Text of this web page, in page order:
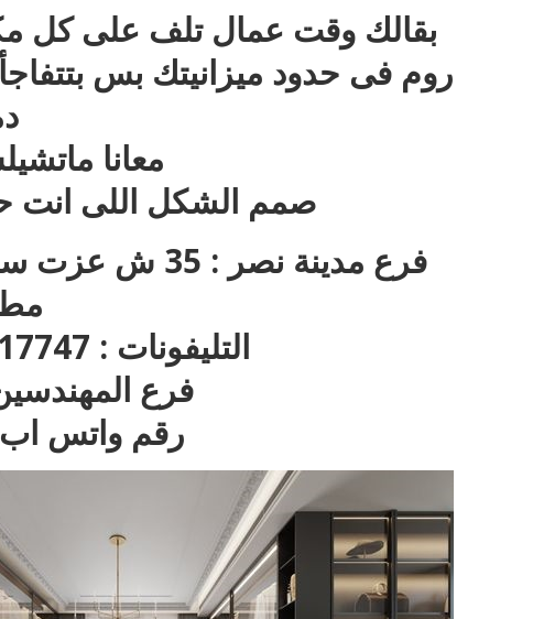
بقالك وقت عمال تلف على كل
روم فى حدود ميزانيتك بس
معانا
صمم الشكل اللى انت
فرع مدينة
التليفونات : 22717747 – 01270001596
فرع المهندسين :
رقم واتس اب :